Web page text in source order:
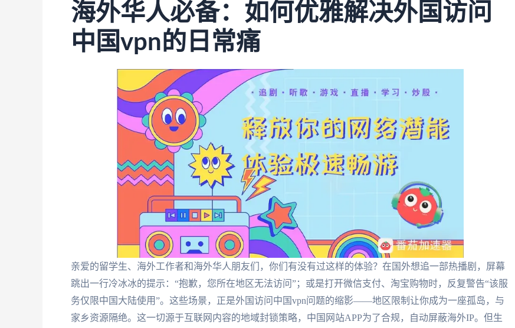
海外华人必备：如何优雅解决外国访问
中国vpn的日常痛
亲爱的留学生、海外工作者和海外华人朋友们，你们有没有过这样的体验？在国外想追一部热播剧，屏幕
跳出一行冷冰冰的提示：“抱歉，您所在地区无法访问”；或是打开微信支付、淘宝购物时，反复警告“该服
务仅限中国大陆使用”。这些场景，正是外国访问中国vpn问题的缩影——地区限制让你成为一座孤岛，与
家乡资源隔绝。这一切源于互联网内容的地域封锁策略，中国网站APP为了合规，自动屏蔽海外IP。但生